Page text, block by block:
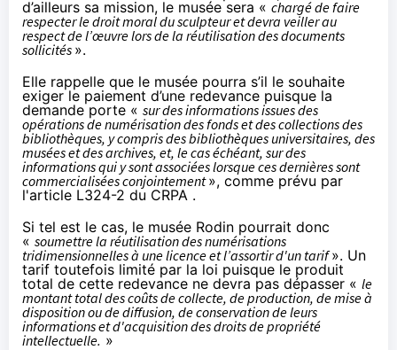
d’ailleurs sa mission, le musée sera « chargé de faire
respecter le droit moral du sculpteur et devra veiller au
respect de l’œuvre lors de la réutilisation des documents
sollicités ».
Elle rappelle que le musée pourra s’il le souhaite
exiger le paiement d’une redevance puisque la
demande porte « sur des informations issues des
opérations de numérisation des fonds et des collections des
bibliothèques, y compris des bibliothèques universitaires, des
musées et des archives, et, le cas échéant, sur des
informations qui y sont associées lorsque ces dernières sont
commercialisées conjointement», comme prévu par
l'article L324-2 du CRPA .
Si tel est le cas, le musée Rodin pourrait donc
« soumettre la réutilisation des numérisations
tridimensionnelles à une licence et l’assortir d'un tarif». Un
tarif toutefois limité par la loi puisque le produit
total de cette redevance ne devra pas dépasser « le
montant total des coûts de collecte, de production, de mise à
disposition ou de diffusion, de conservation de leurs
informations et d'acquisition des droits de propriété
intellectuelle. »